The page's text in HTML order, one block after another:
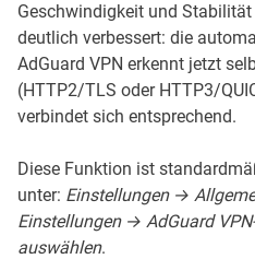
Geschwindigkeit und Stabilität
deutlich verbessert: die
AdGuard VPN erkennt jetzt
(HTTP2/TLS oder HTTP3/
verbindet sich entsprechend.
Diese Funktion ist
unter: Einstellungen →
Einstellungen → AdGuard
auswählen.